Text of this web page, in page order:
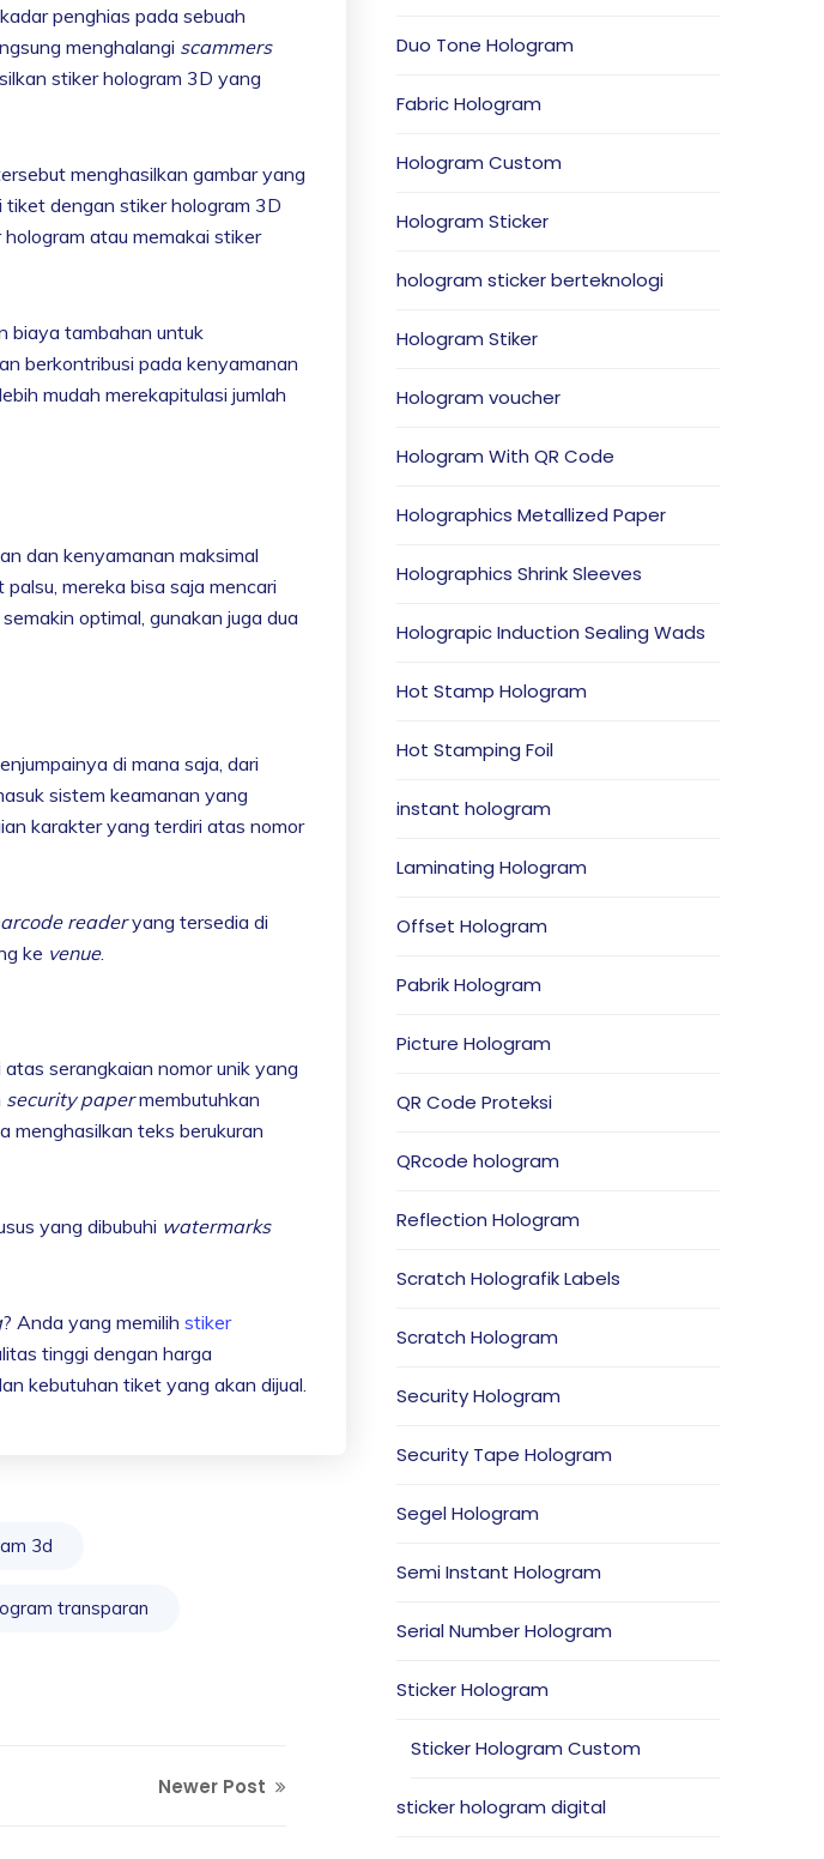
penghias pada sebuah
menghalangi scammers
stiker hologram 3D yang
menghasilkan gambar yang
dengan stiker hologram 3D
atau memakai stiker
biaya tambahan untuk
berkontribusi pada kenyamanan
mudah merekapitulasi jumlah
dan kenyamanan maksimal
mereka bisa saja mencari
semakin optimal, gunakan juga dua
di mana saja, dari
sistem keamanan yang
karakter yang terdiri atas nomor
readeryang tersedia di
ke venue.
serangkaian nomor unik yang
security papermembutuhkan
menghasilkan teks berukuran
yang dibubuhi watermarks
? Anda yang memilih stiker
tinggi dengan harga
kebutuhan tiket yang akan dijual.
3d
transparan
Newer Post
Duo Tone Hologram
Fabric Hologram
Hologram Custom
Hologram Sticker
hologram sticker berteknologi
Hologram Stiker
Hologram voucher
Hologram With QR Code
Holographics Metallized Paper
Holographics Shrink Sleeves
Holograpic Induction Sealing Wads
Hot Stamp Hologram
Hot Stamping Foil
instant hologram
Laminating Hologram
Offset Hologram
Pabrik Hologram
Picture Hologram
QR Code Proteksi
QRcode hologram
Reflection Hologram
Scratch Holografik Labels
Scratch Hologram
Security Hologram
Security Tape Hologram
Segel Hologram
Semi Instant Hologram
Serial Number Hologram
Sticker Hologram
Sticker Hologram Custom
sticker hologram digital